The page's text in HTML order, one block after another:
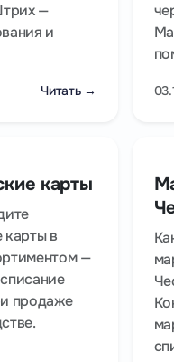
—
и
Читать →
карты
карты в
—
продаже